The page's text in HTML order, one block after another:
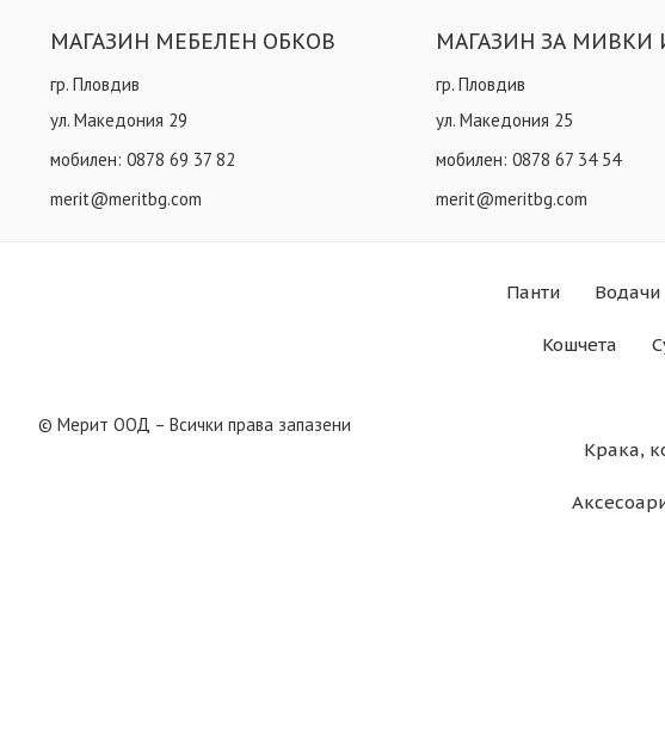
МАГАЗИН МЕБЕЛЕН ОБКОВ
гр. Пловдив
ул. Македония 29
мобилен: 0878 69 37 82
merit@meritbg.com
МАГАЗИН ЗА МИВКИ
гр. Пловдив
ул. Македония 25
мобилен: 0878 67 34 54
merit@meritbg.com
© Мерит ООД – Всички права запазени
Панти Водачи
Кошчета
Крака,